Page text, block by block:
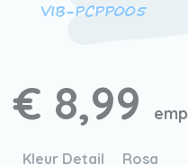
VIB-PCPP005
€ 8,99
Kleur Detail
Rosa